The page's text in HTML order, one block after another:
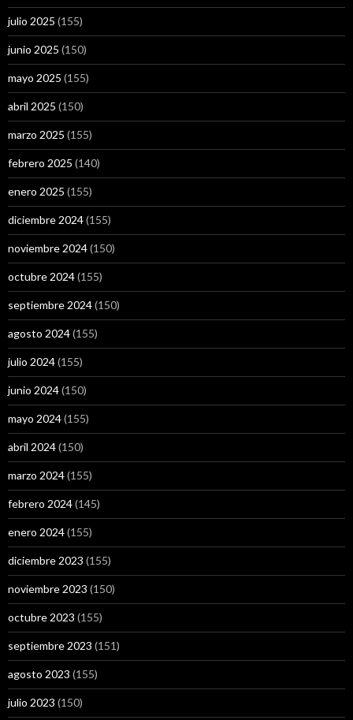
julio 2025 (155)
junio 2025 (150)
mayo 2025 (155)
abril 2025 (150)
marzo 2025 (155)
febrero 2025 (140)
enero 2025 (155)
diciembre 2024(155)
noviembre 2024(150)
octubre 2024(155)
septiembre 2024(150)
agosto 2024(155)
julio 2024(155)
junio 2024(150)
mayo 2024(155)
abril 2024(150)
marzo 2024(155)
febrero 2024(145)
enero 2024(155)
diciembre 2023 (155)
noviembre 2023 (150)
octubre 2023 (155)
septiembre 2023 (151)
agosto 2023 (155)
julio 2023 (150)